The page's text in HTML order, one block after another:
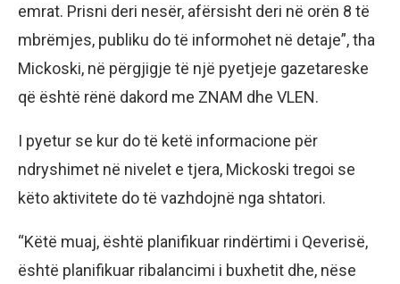
emrat. Prisni deri nesër, afërsisht deri në orën 8 të
mbrëmjes, publiku do të informohet në detaje”, tha
Mickoski, në përgjigje të një pyetjeje gazetareske
që është rënë dakord me ZNAM dhe VLEN.
I pyetur se kur do të ketë informacione për
ndryshimet në nivelet e tjera, Mickoski tregoi se
këto aktivitete do të vazhdojnë nga shtatori.
“Këtë muaj, është planifikuar rindërtimi i Qeverisë,
është planifikuar ribalancimi i buxhetit dhe, nëse